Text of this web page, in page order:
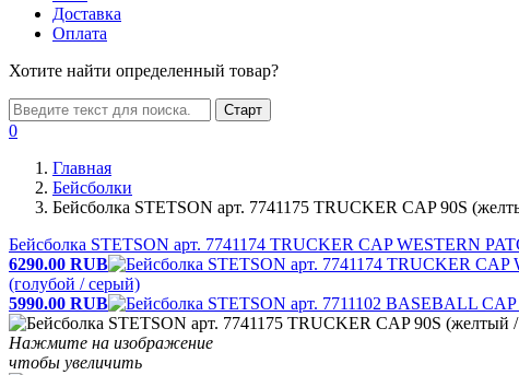
Доставка
Оплата
Хотите найти определенный товар?
Старт
0
Главная
Бейсболки
Бейсболка STETSON арт. 7741175 TRUCKER CAP 90S
Бейсболка STETSON арт. 7741174 TRUCKER CAP WESTERN
6290.00 RUB
(голубой / серый)
5990.00 RUB
Нажмите на изображение
чтобы увеличить